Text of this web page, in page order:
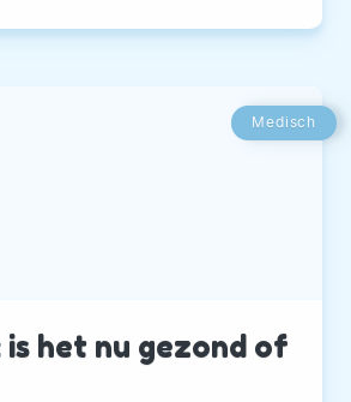
Medisch
is het nu gezond of